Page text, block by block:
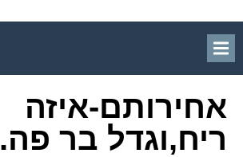
אחירותם-איזה
ריח,וגדל בר פה.